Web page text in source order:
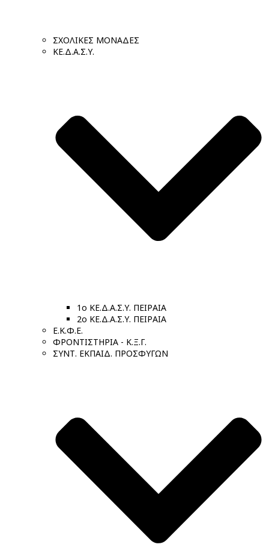
ΣΧΟΛΙΚΕΣ ΜΟΝΑΔΕΣ
ΚΕ.Δ.Α.Σ.Υ.
1ο ΚΕ.Δ.Α.Σ.Υ. ΠΕΙΡΑΙΑ
2ο ΚΕ.Δ.Α.Σ.Υ. ΠΕΙΡΑΙΑ
Ε.Κ.Φ.Ε.
ΦΡΟΝΤΙΣΤΗΡΙΑ - Κ.Ξ.Γ.
ΣΥΝΤ. ΕΚΠΑΙΔ. ΠΡΟΣΦΥΓΩΝ